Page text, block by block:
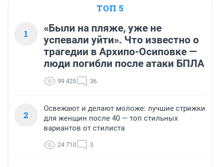
ТОП 5
1
«Были на пляже, уже не
успевали уйти». Что известно о
трагедии в Архипо-Осиповке —
люди погибли после атаки БПЛА
99 425 36
2
Освежают и делают моложе: лучшие стрижки
для женщин после 40 — топ стильных
вариантов от стилиста
24 710 3